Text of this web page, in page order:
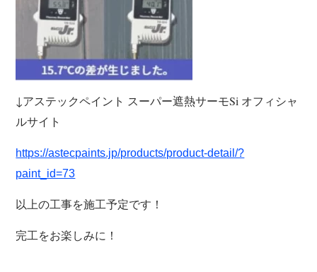
↓アステックペイント スーパー遮熱サーモSi オフィシャ
ルサイト
https://astecpaints.jp/products/product-detail/?
paint_id=73
以上の工事を施工予定です！
完工をお楽しみに！